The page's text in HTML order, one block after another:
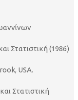
Στατιστική (1986)
USA.
Στατιστική